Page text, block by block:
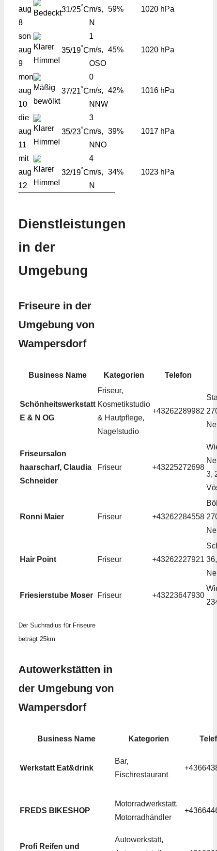
aug
8
31/25°Cm/s,
N
59% 1020 hPa
son
aug
9
35/19°C
1
m/s,
OSO
45% 1020 hPa
mon
aug
10
37/21°C
0
m/s,
NNW
42% 1016 hPa
die
aug
11
35/23°C
3
m/s,
NNO
39% 1017 hPa
mit
aug
12
32/19°C
4
m/s,
N
34% 1023 hPa
Dienstleistungen
in der
Umgebung
Friseure in der
Umgebung von
Wampersdorf
Business Name Kategorien Telefon
Schönheitswerkstatt
E & N OG
Friseur,
Kosmetikstudio
& Hautpflege,
Nagelstudio
+43262289982
Friseursalon
haarscharf, Claudia
Schneider
Friseur +43225272698
3,
Ronni Maier Friseur +43262284558
Hair Point Friseur +43262227921
Friesierstube Moser Friseur +43223647930
Der Suchradius für Friseure
beträgt 25km
Autowerkstätten in
der Umgebung von
Wampersdorf
Business Name Kategorien
Werkstatt Eat&drink
Bar,
Fischrestaurant
FREDS BIKESHOP
Motorradwerkstatt,
Motorradhändler
Profi Reifen und
Autowerkstatt,